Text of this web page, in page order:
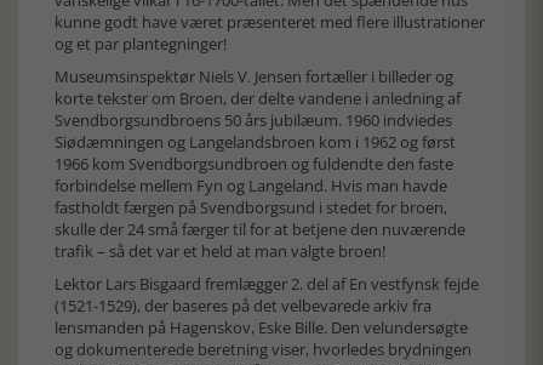
kunne godt have været præsenteret med flere illustrationer
og et par plantegninger!
Museumsinspektør Niels V. Jensen fortæller i billeder og
korte tekster om Broen, der delte vandene i anledning af
Svendborgsundbroens 50 års jubilæum. 1960 indviedes
Siødæmningen og Langelandsbroen kom i 1962 og først
1966 kom Svendborgsundbroen og fuldendte den faste
forbindelse mellem Fyn og Langeland. Hvis man havde
fastholdt færgen på Svendborgsund i stedet for broen,
skulle der 24 små færger til for at betjene den nuværende
trafik – så det var et held at man valgte broen!
Lektor Lars Bisgaard fremlægger 2. del af En vestfynsk fejde
(1521-1529), der baseres på det velbevarede arkiv fra
lensmanden på Hagenskov, Eske Bille. Den velundersøgte
og dokumenterede beretning viser, hvorledes brydningen